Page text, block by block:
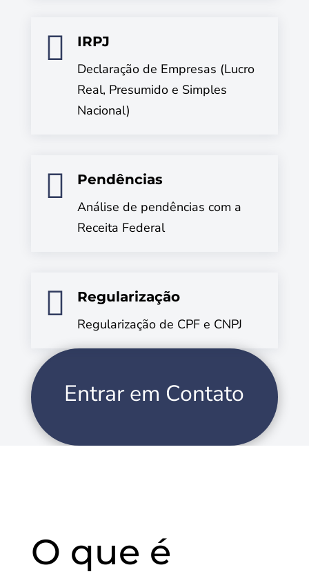

IRPJ
Declaração de Empresas (Lucro
Real, Presumido e Simples
Nacional)

Pendências
Análise de pendências com a
Receita Federal

Regularização
Regularização de CPF e CNPJ
Entrar em Contato
O que é